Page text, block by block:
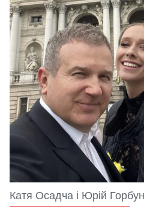
Катя Осадча і Юрій